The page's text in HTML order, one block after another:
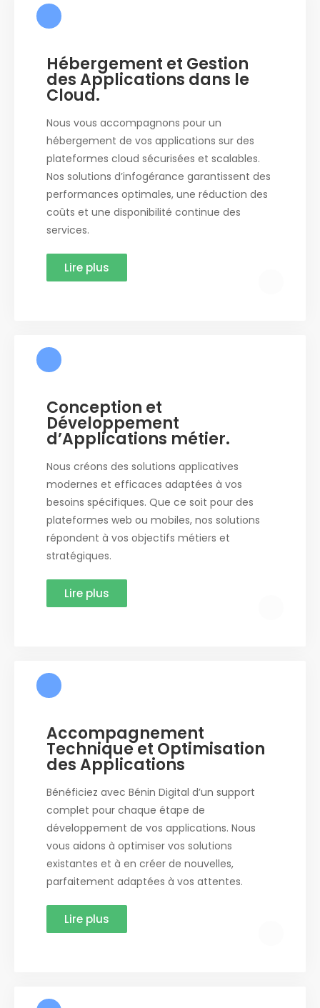
Hébergement et Gestion
des Applications dans le
Cloud.
Nous vous accompagnons pour un
hébergement de vos applications sur des
plateformes cloud sécurisées et scalables.
Nos solutions d’infogérance garantissent des
performances optimales, une réduction des
coûts et une disponibilité continue des
services.
Lire plus
Conception et
Développement
d’Applications métier.
Nous créons des solutions applicatives
modernes et efficaces adaptées à vos
besoins spécifiques. Que ce soit pour des
plateformes web ou mobiles, nos solutions
répondent à vos objectifs métiers et
stratégiques.
Lire plus
Accompagnement
Technique et Optimisation
des Applications
Bénéficiez avec Bénin Digital d’un support
complet pour chaque étape de
développement de vos applications. Nous
vous aidons à optimiser vos solutions
existantes et à en créer de nouvelles,
parfaitement adaptées à vos attentes.
Lire plus